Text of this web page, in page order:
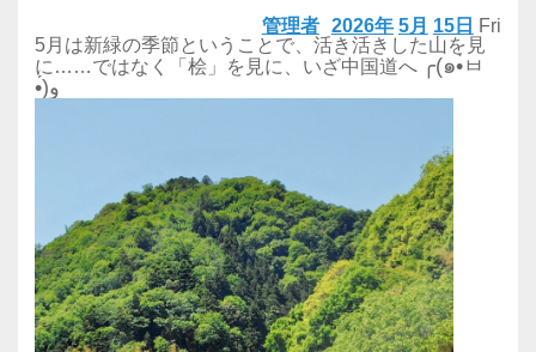
2026年 5月 15日 Fri
管理者
5月は新緑の季節ということで、活き活きした山を見
に……ではなく「桧」を見に、いざ中国道へ ╭(๑•̀ㅂ
•́)و